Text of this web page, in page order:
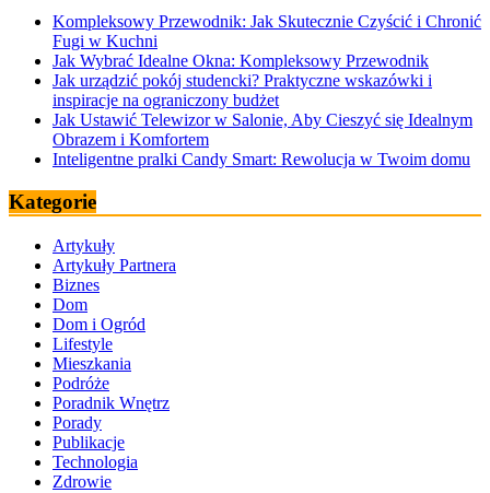
Kompleksowy Przewodnik: Jak Skutecznie Czyścić i Chronić
Fugi w Kuchni
Jak Wybrać Idealne Okna: Kompleksowy Przewodnik
Jak urządzić pokój studencki? Praktyczne wskazówki i
inspiracje na ograniczony budżet
Jak Ustawić Telewizor w Salonie, Aby Cieszyć się Idealnym
Obrazem i Komfortem
Inteligentne pralki Candy Smart: Rewolucja w Twoim domu
Kategorie
Artykuły
Artykuły Partnera
Biznes
Dom
Dom i Ogród
Lifestyle
Mieszkania
Podróże
Poradnik Wnętrz
Porady
Publikacje
Technologia
Zdrowie